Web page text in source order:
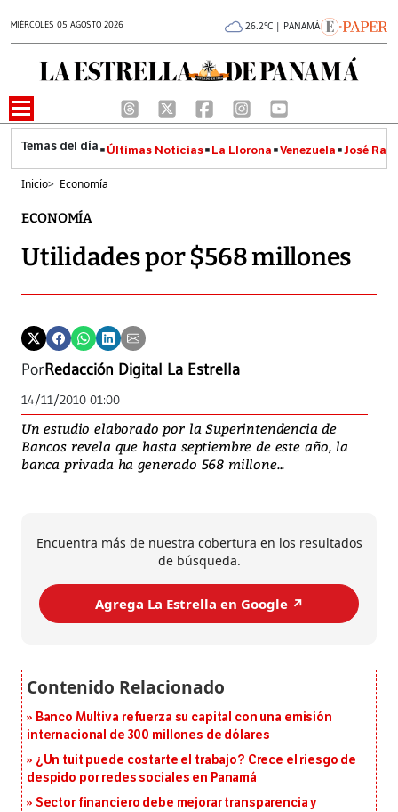
MIÉRCOLES 05 AGOSTO 2026 26.2°C | PANAMÁ
Últimas Noticias La Llorona Venezuela José
Inicio> Economía
ECONOMÍA
Utilidades por $568 millones
PorRedacción Digital La Estrella
14/11/2010 01:00
Un estudio elaborado por la Superintendencia de
Bancos revela que hasta septiembre de este año, la
banca privada ha generado 568 millone...
Encuentra más de nuestra cobertura en los resultados
de búsqueda.
Agrega La Estrella en Google ↗️
Banco Multiva refuerza su capital con una emisión
internacional de 300 millones de dólares
¿Un tuit puede costarte el trabajo? Crece el riesgo de
despido por redes sociales en Panamá
Sector financiero debe mejorar transparencia y